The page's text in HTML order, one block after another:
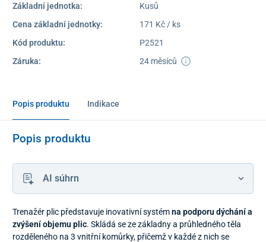
Základní jednotka:
Kusů
Cena základní jednotky:
171 Kč / ks
Kód produktu:
P2521
Záruka:
24 měsíců
Popis produktu Indikace
Popis produktu
AI súhrn
Trenažér plic představuje inovativní systémna podporu dýchání a
zvýšení objemu plic. Skládá se ze základny a průhledného těla
rozděleného na 3 vnitřní komůrky, přičemž v každé z nich se